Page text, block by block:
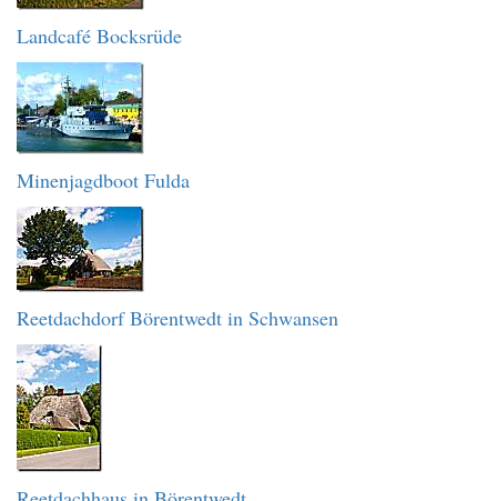
Landcafé Bocksrüde
Minenjagdboot Fulda
Reetdachdorf Börentwedt in Schwansen